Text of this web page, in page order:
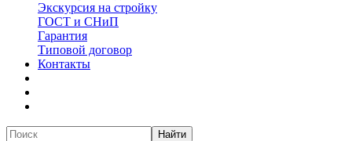
Экскурсия на стройку
ГОСТ и СНиП
Гарантия
Типовой договор
Контакты
Найти